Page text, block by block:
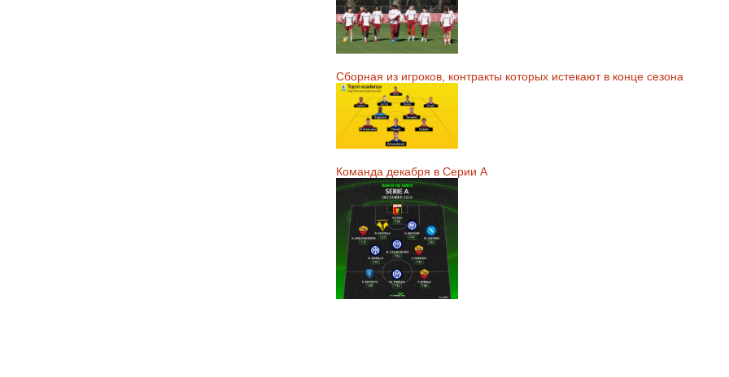
Сборная из игроков, контракты которых истекают в конце сезона
Команда декабря в Серии А